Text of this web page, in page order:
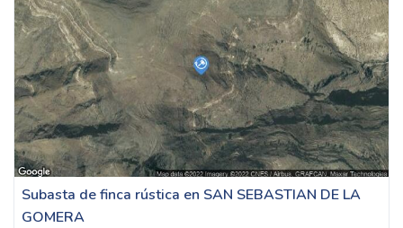
Subasta de finca rústica en SAN SEBASTIAN DE LA
GOMERA